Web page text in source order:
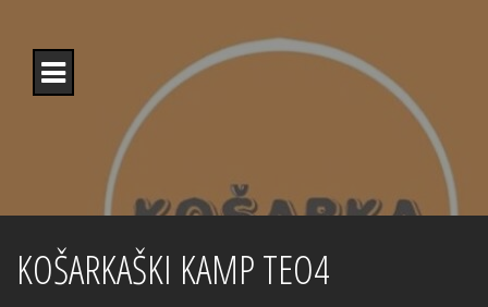
content
KOŠARKAŠKI KAMP TEO4